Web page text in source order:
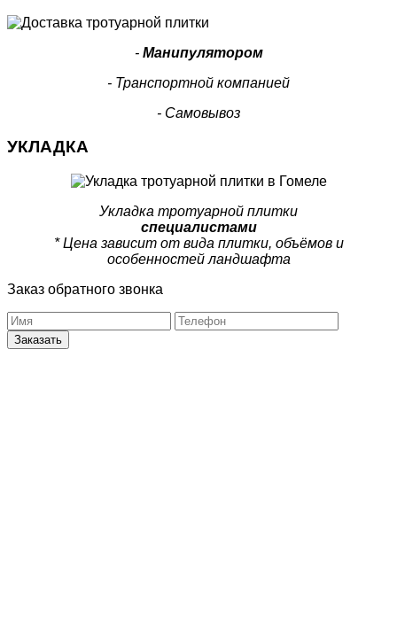
- Манипулятором
- Транспортной компанией
- Самовывоз
УКЛАДКА
Укладка тротуарной плитки
специалистами
* Цена зависит от вида плитки, объёмов и
особенностей ландшафта
Заказ обратного звонка
Заказать